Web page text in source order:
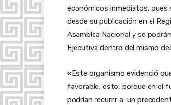
económicos inmediatos, pues
desde su publicación en el
Asamblea Nacional y se
Ejecutiva dentro del mismo
«Este organismo evidenció
favorable; esto, porque en el
podrían recurrir a un